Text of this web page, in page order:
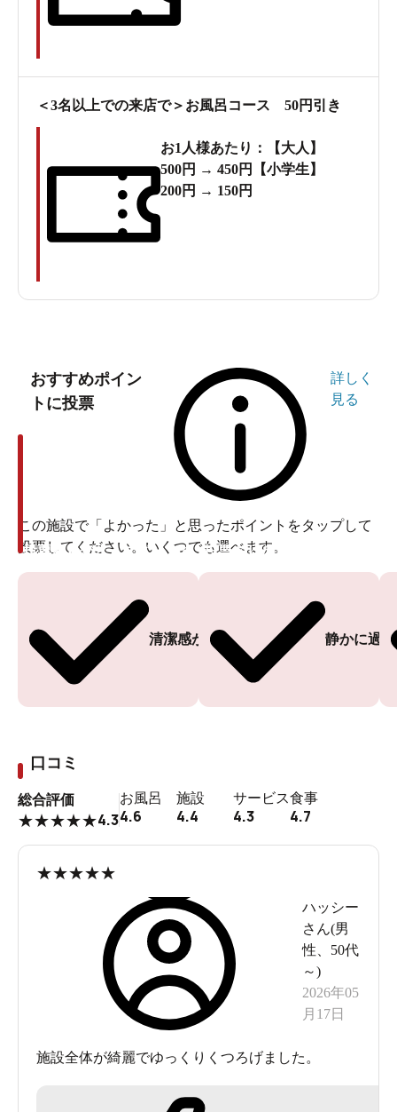
＜3名以上での来店で＞お風呂コース 50円引き
お1人様あたり：【大人】
500円 → 450円【小学生】
200円 → 150円
おすすめポイン
トに投票
詳しく
見る
この施設で「よかった」と思ったポイントをタップして
投票してください。いくつでも選べます。
清潔感がある
投票ありがとうございます
静かに過
投票ありがとうございます
口コミ
総合評価
★★★★★4.3
お風呂
4.6
施設
4.4
サービス
4.3
食事
4.7
★★★★★
ハッシー
さん(男
性、 50代
～)
2026年05
月17日
施設全体が綺麗でゆっくりくつろげました。